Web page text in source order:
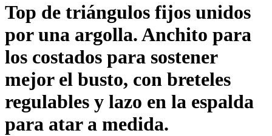
Top de triángulos fijos unidos
por una argolla. Anchito para
los costados para sostener
mejor el busto, con breteles
regulables y lazo en la espalda
para atar a medida.